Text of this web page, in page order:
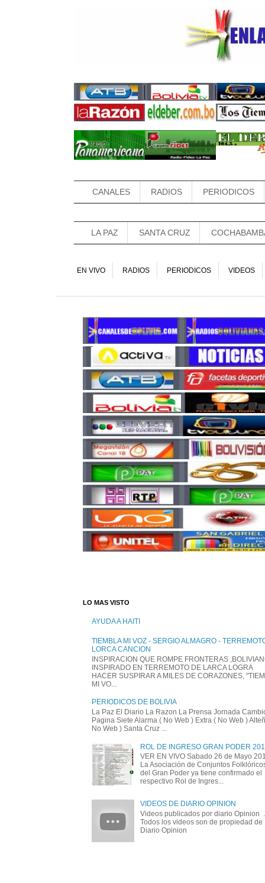
CANALES RADIOS PERIODICOS
LA PAZ SANTA CRUZ
EN VIVO RADIOS PERIODICOS VIDEOS
LO MAS VISTO
AYUDA A HAITI
TIEMBLA MI VOZ - SERGIO ALMAGRO -
LORCA CANCION
INSPIRACION QUE ROMPE FRONTERAS
INSPIRADO EN TERREMOTO DE LARCA LOGRA
HACER SUSPIRAR A MILES DE CORAZONES,
MI VO...
PERIODICOS DE BOLIVIA
La Paz El Diario La Razon La Prensa Jornada
Pagina Siete Alarma ( No Web ) Extra ( No Web )
No Web ) Santa Cruz ...
ROL DE INGRESO GRAN PODER
VER EN VIVO Sabado 26 de Mayo
La Asociación de Conjuntos
del Gran Poder ya tiene confirmado el
respectivo Rol de Ingres...
VIDEOS DE DIARIO OPINION
Videos publicados por diario Opinion .
Todos los videos son de propiedad de
Diario Opinion